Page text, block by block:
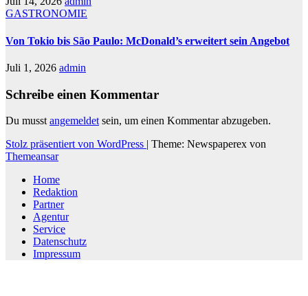
GASTRONOMIE
Von Tokio bis São Paulo: McDonald’s erweitert sein Angebot
Juli 1, 2026 admin
Schreibe einen Kommentar
Du musst angemeldet sein, um einen Kommentar abzugeben.
Stolz präsentiert von WordPress | Theme: Newspaperex von
Themeansar
Home
Redaktion
Partner
Agentur
Service
Datenschutz
Impressum